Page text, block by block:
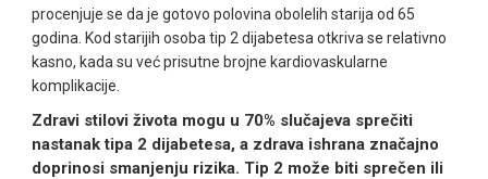
procenjuje se da je gotovo polovina obolelih starija od 65
godina. Kod starijih osoba tip 2 dijabetesa otkriva se relativno
kasno, kada su već prisutne brojne kardiovaskularne
komplikacije.
Zdravi stilovi života mogu u 70% slučajeva sprečiti
nastanak tipa 2 dijabetesa, a zdrava ishrana značajno
doprinosi smanjenju rizika. Tip 2 može biti sprečen ili